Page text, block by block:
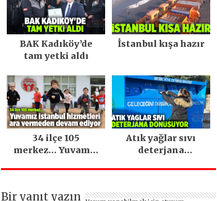
BAK Kadıköy’de
tam yetki aldı
İstanbul kışa hazır
34 ilçe 105
merkez… Yuvamız
ara vermeden
Atık yağlar sıvı
deterjana
Bir yanıt yazın